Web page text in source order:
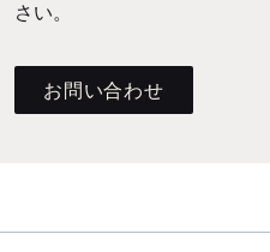
さい。
お問い合わせ